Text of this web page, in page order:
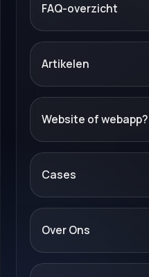
FAQ-overzicht
Artikelen
Website of webapp?
Cases
Over Ons